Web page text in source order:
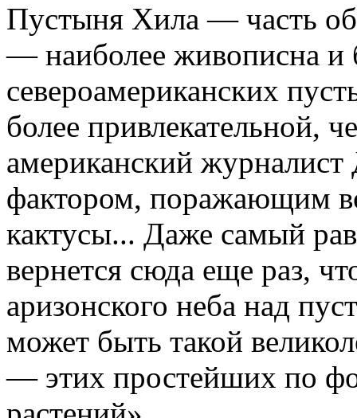
Пустыня Хила — часть
— наиболее живописна и
североамериканских
более привлекательной,
американский
фактором, поражающим
кактусы... Даже самый
вернется сюда еще раз,
аризонского неба над
может быть такой
— этих простейших по